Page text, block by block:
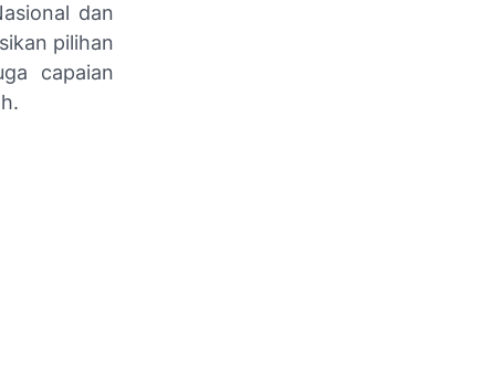
dan
pilihan
capaian